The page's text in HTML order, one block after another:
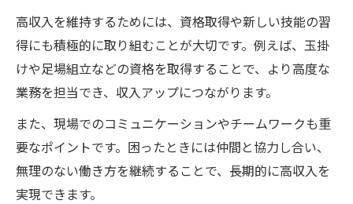
高収入を維持するためには、資格取得や新しい技能の習
得にも積極的に取り組むことが大切です。例えば、玉掛
けや足場組立などの資格を取得することで、より高度な
業務を担当でき、収入アップにつながります。
また、現場でのコミュニケーションやチームワークも重
要なポイントです。困ったときには仲間と協力し合い、
無理のない働き方を継続することで、長期的に高収入を
実現できます。